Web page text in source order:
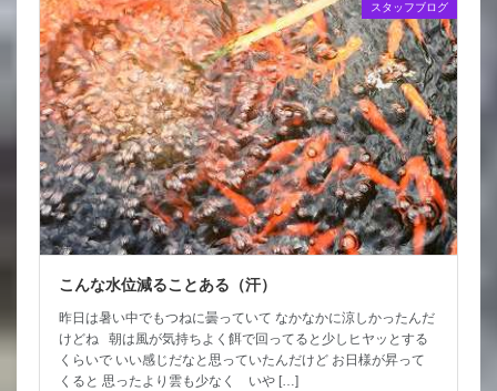
スタッフブログ
こんな水位減ることある（汗）
昨日は暑い中でもつねに曇っていて なかなかに涼しかったんだ
けどね 朝は風が気持ちよく餌で回ってると少しヒヤッとする
くらいで いい感じだなと思っていたんだけど お日様が昇って
くると 思ったより雲も少なく いや […]